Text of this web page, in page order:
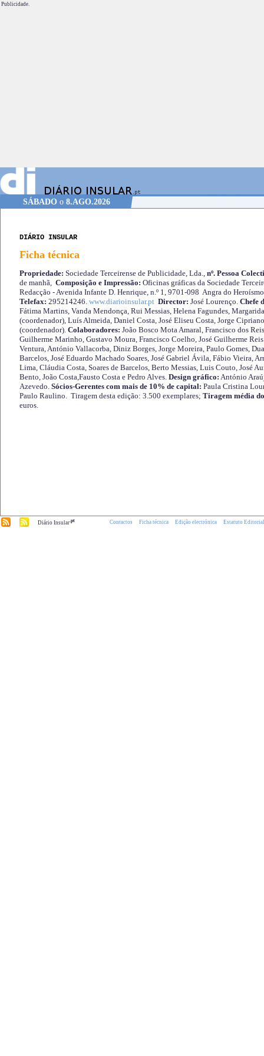
Publicidade.
SÁBADOo 8.AGO.2026
DIÁRIO INSULAR
Ficha técnica
Propriedade: Sociedade Terceirense de Publicidade, Lda., nº. Pessoa
de manhã, Composição e Impressão: Oficinas gráficas da Sociedade
Redacção - Avenida Infante D. Henrique, n.º 1, 9701-098 Angra do
Telefax: 295214246. www.diarioinsular.pt Director: José Lourenço. Chefe
Fátima Martins, Vanda Mendonça, Rui Messias, Helena Fagundes,
(coordenador), Luís Almeida, Daniel Costa, José Eliseu Costa, Jorge
(coordenador). Colaboradores: João Bosco Mota Amaral, Francisco dos
Guilherme Marinho, Gustavo Moura, Francisco Coelho, José Guilherme
Ventura, António Vallacorba, Diniz Borges, Jorge Moreira, Paulo Gomes,
Barcelos, José Eduardo Machado Soares, José Gabriel Ávila, Fábio Vieira,
Lima, Cláudia Costa, Soares de Barcelos, Berto Messias, Luis Couto, José
Bento, João Costa,Fausto Costa e Pedro Alves. Design gráfico: António
Azevedo. Sócios-Gerentes com mais de 10% de capital: Paula Cristina
Paulo Raulino. Tiragem desta edição: 3.500 exemplares; Tiragem média
euros.
Diário Insular.pt Contactos Ficha técnica Edição electrónica Estatuto Editorial